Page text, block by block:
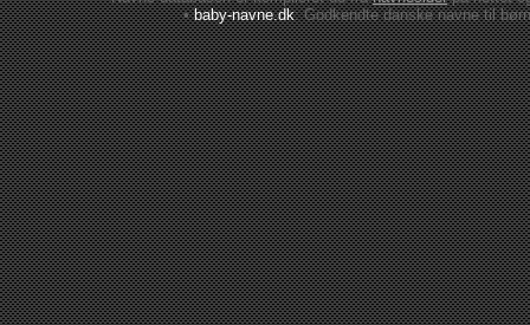
•baby-navne.dk: Godkendte danskenavne til børn